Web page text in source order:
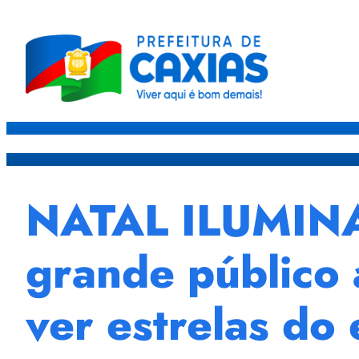
NATAL
grande público
ver estrelas do